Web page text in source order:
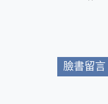
臉書留言